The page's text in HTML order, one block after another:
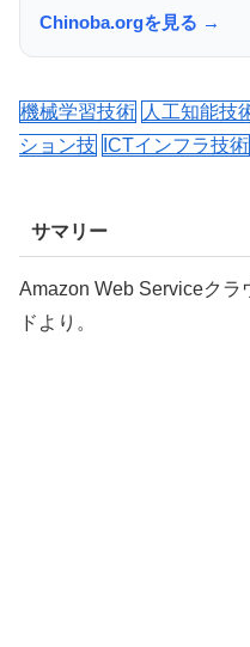
Chinoba.orgを見る →
機械学習技術 人工知能技
ション技 ICTインフラ技術
サマリー
Amazon Web Serviceクラ
ドより。